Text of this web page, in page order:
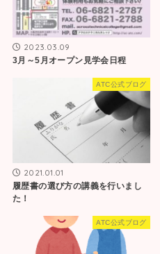
2023.03.09
3月～5月オープン見学会日程
ATC公式ブログ
2021.01.01
履歴書の選び方の講義を行いまし
た！
ATC公式ブログ